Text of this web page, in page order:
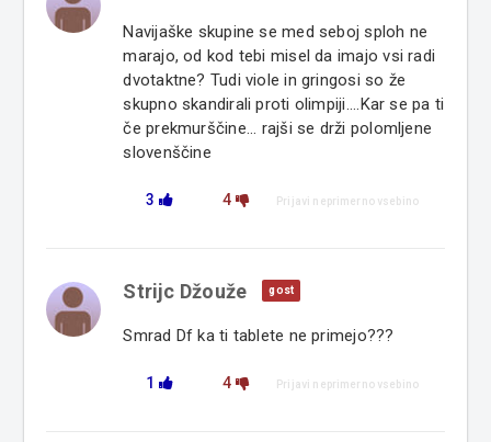
Navijaške skupine se med seboj sploh ne
marajo, od kod tebi misel da imajo vsi radi
dvotaktne? Tudi viole in gringosi so že
skupno skandirali proti olimpiji....Kar se pa ti
če prekmurščine... rajši se drži polomljene
slovenščine
3 4 Prijavi neprimerno vsebino
Strijc Džouže gost
Smrad Df ka ti tablete ne primejo???
1 4 Prijavi neprimerno vsebino